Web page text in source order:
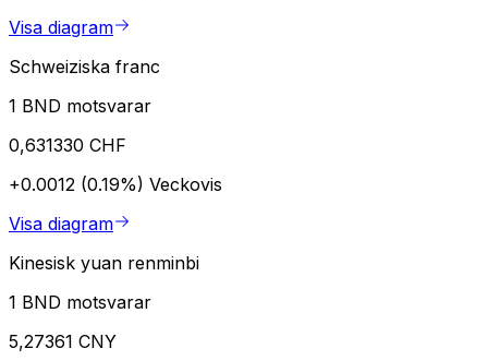
Visa diagram
Schweiziska franc
1 BND motsvarar
0,631330 CHF
+0.0012 (0.19%) Veckovis
Visa diagram
Kinesisk yuan renminbi
1 BND motsvarar
5,27361 CNY